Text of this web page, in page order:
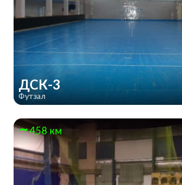
ДСК-3
Футзал
458 км